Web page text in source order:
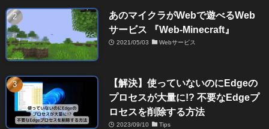
あのマイクラがWebで遊べるWeb
サービス 『Web-Minecraft』
2021/05/03 Webサービス
【解決】使っていないのにEdgeの
プロセスが大量に!? 不要なEdgeプ
ロセスを削除する方法
2023/09/10 Tips